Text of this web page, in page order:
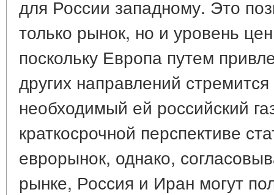
для России западному. Это
только рынок, но и уровень
поскольку Европа путем
других направлений
необходимый ей российский
краткосрочной перспективе
еврорынок, однако,
рынке, Россия и Иран могут